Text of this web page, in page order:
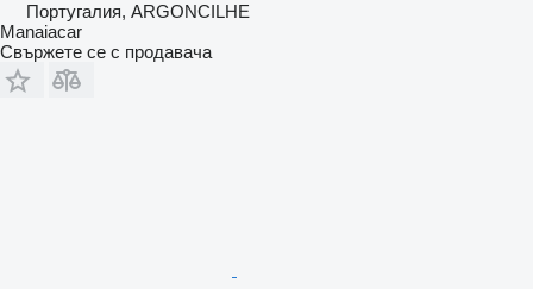
Португалия, ARGONCILHE
Manaiacar
Свържете се с продавача